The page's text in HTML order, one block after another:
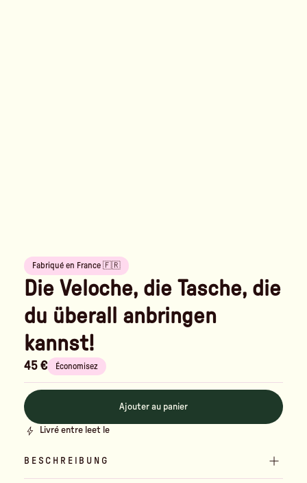
Fabriqué en France 🇫🇷
Die Veloche, die Tasche, die
du überall anbringen
kannst!
45 € Économisez
Ajouter au panier
Livré entre leet le
BESCHREIBUNG